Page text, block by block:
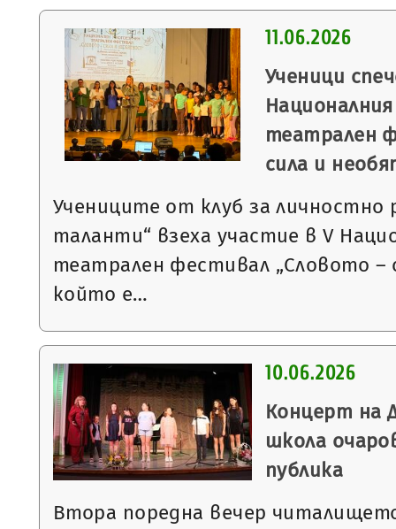
11.06.2026
Ученици
театрален
сила и
Учениците от клуб за личностно
таланти“ взеха участие в V
театрален фестивал „Словото –
който е…
10.06.2026
Концерт на
школа
публика
Втора поредна вечер